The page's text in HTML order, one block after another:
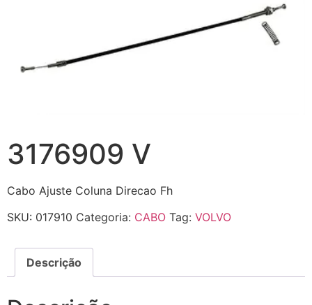
3176909 V
Cabo Ajuste Coluna Direcao Fh
SKU: 017910 Categoria: CABO Tag: VOLVO
Descrição